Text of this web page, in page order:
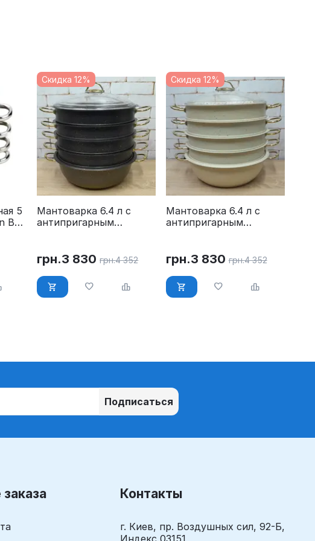
5
BH
Скидка 12%
Мантоварка 6.4 л с
антипригарным
грн.3 830 грн.4 352
Скидка 12%
Мантоварка 6.4 л с
антипригарным
грн.3 830 грн.4 352
Подписаться
Контакты
г. Киев, пр. Воздушных сил, 92-Б,